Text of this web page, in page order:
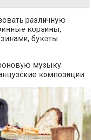
различную
корзины,
букеты
музыку.
композиции.